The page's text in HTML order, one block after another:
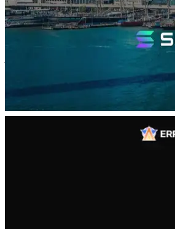
rendimiento, lo que dificulta la seguridad
rendimiento.
Para abordar esta cuestión, ERPC ha
que combina el último hardware del
meticulosamente optimizada, logrando un
junto con una excelente eficiencia de
rápidamente a su lanzamiento inicial
Anuncio de la Región de